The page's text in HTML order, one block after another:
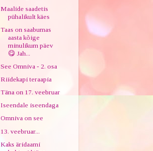
Maalide saadetis
pühalikult käes
Taas on saabumas
aasta kõige
minulikum päev
😋 Jah...
See Omniva - 2. osa
Riidekapi teraapia
Täna on 17. veebruar
Iseendale iseendaga
Omniva on see
13. veebruar...
Kaks äridaami